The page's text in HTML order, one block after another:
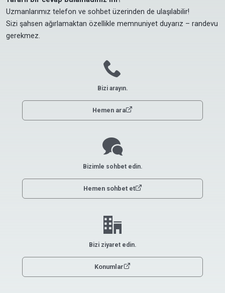
Uzmanlarımız telefon ve sohbet üzerinden de ulaşılabilir!
Sizi şahsen ağırlamaktan özellikle memnuniyet duyarız – randevu
gerekmez.
call
Bizi arayın.
Hemen aralink
chat
Bizimle sohbet edin.
Hemen sohbet etlink
office
Bizi ziyaret edin.
Konumlarlink